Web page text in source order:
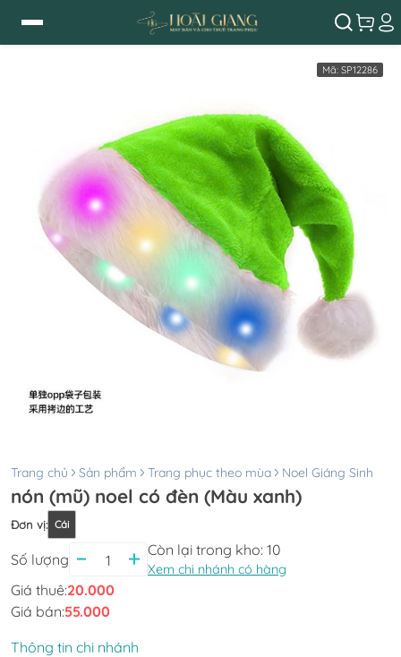
Mã: SP12286
Trang chủ Sản phẩm Trang phục theo mùa Noel Giáng Sinh
nón (mũ) noel có đèn (Màu xanh)
Đơn vị: Cái
Số lượng
Còn lại trong kho: 10
Xem chi nhánh có hàng
Giá thuê:20.000
Giá bán:55.000
Thông tin chi nhánh